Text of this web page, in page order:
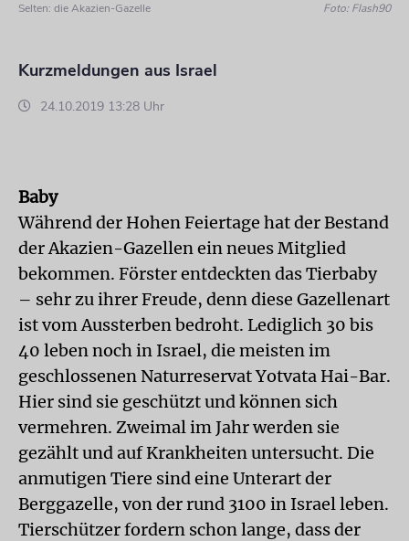
Selten: die Akazien-Gazelle Foto: Flash90
Kurzmeldungen aus Israel
24.10.2019 13:28 Uhr
Baby
Während der Hohen Feiertage hat der Bestand
der Akazien-Gazellen ein neues Mitglied
bekommen. Förster entdeckten das Tierbaby
– sehr zu ihrer Freude, denn diese Gazellenart
ist vom Aussterben bedroht. Lediglich 30 bis
40 leben noch in Israel, die meisten im
geschlossenen Naturreservat Yotvata Hai-Bar.
Hier sind sie geschützt und können sich
vermehren. Zweimal im Jahr werden sie
gezählt und auf Krankheiten untersucht. Die
anmutigen Tiere sind eine Unterart der
Berggazelle, von der rund 3100 in Israel leben.
Tierschützer fordern schon lange, dass der